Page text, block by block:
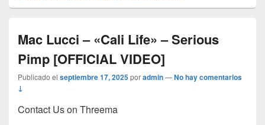
Mac Lucci – «Cali Life» – Serious
Pimp [OFFICIAL VIDEO]
Publicado el septiembre 17, 2025poradmin—No hay comentarios
↓
Contact Us on Threema